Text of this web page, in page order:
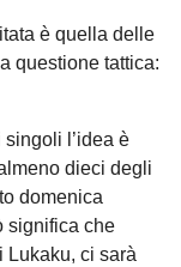
è quella delle
questione tattica:
l’idea è
dieci degli
domenica
significa che
Lukaku, ci sarà